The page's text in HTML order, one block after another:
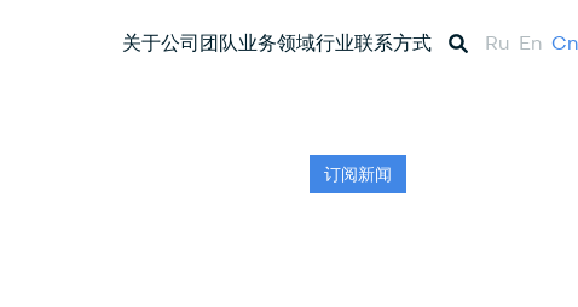
关于公司团队业务领域行业联系方式 Ru En Cn
订阅新闻